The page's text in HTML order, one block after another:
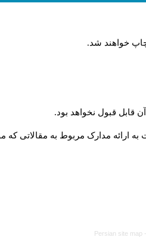
خواهند شد.
قابل قبول نخواهد بود.
مدارک مربوط به مقالاتی که
Persian site map -